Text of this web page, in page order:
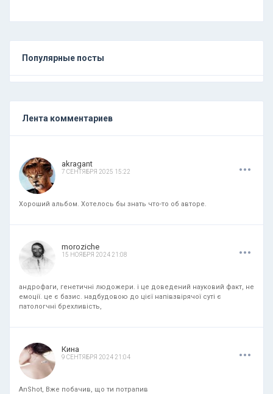
Популярные посты
Лента комментариев
akragant
7 СЕНТЯБРЯ 2025 15:22 ...
Хороший альбом. Хотелось бы знать что-то об авторе.
moroziche
15 НОЯБРЯ 2024 21:08 ...
андрофаги, генетичні людожери. і це доведений науковий факт, не
емоції. це є базис. надбудовою до цієї напівзвірячої суті є
патологчні брехливість,
Кина
9 СЕНТЯБРЯ 2024 21:04 ...
AnShot, Вже побачив, що ти потрапив